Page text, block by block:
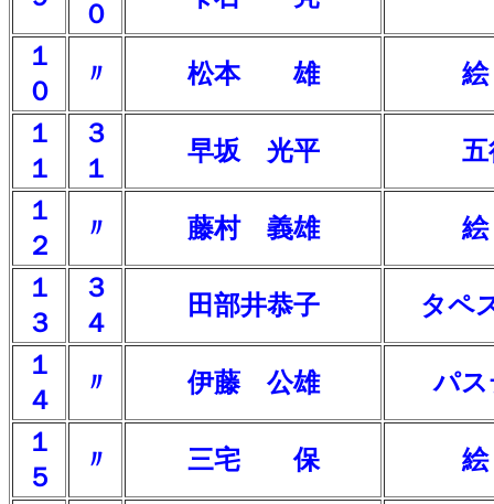
０
１
０
〃 松本 雄
１
１
３
１
早坂 光平 五
１
２
〃 藤村 義雄
１
３
３
４
田部井恭子 タペ
１
４
〃 伊藤 公雄 パ
１
５
〃 三宅 保